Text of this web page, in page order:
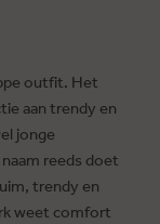
outfit. Het
aan trendy en
jonge
reeds doet
trendy en
weet comfort